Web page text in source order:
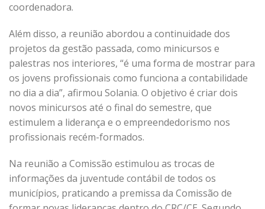
coordenadora.
Além disso, a reunião abordou a continuidade dos
projetos da gestão passada, como minicursos e
palestras nos interiores, “é uma forma de mostrar para
os jovens profissionais como funciona a contabilidade
no dia a dia”, afirmou Solania. O objetivo é criar dois
novos minicursos até o final do semestre, que
estimulem a liderança e o empreendedorismo nos
profissionais recém-formados.
Na reunião a Comissão estimulou as trocas de
informações da juventude contábil de todos os
municípios, praticando a premissa da Comissão de